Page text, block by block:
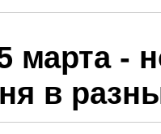
марта -
в